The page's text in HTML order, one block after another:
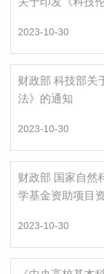
2023-10-30
财政部 科技部关
法》的通知
2023-10-30
财政部 国家自然
学基金资助项目
2023-10-30